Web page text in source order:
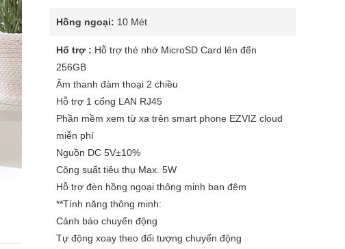
Hồng ngoại: 10 Mét
Hổ trợ : Hỗ trợ thẻ nhớ MicroSD Card lên đến
256GB
Âm thanh đàm thoại 2 chiều
Hỗ trợ 1 cổng LAN RJ45
Phần mềm xem từ xa trên smart phone EZVIZ cloud
miễn phí
Nguồn DC 5V±10%
Công suất tiêu thụ Max. 5W
Hỗ trợ đèn hồng ngoại thông minh ban đêm
**Tính năng thông minh:
Cảnh báo chuyển động
Tự động xoay theo đối tượng chuyển động